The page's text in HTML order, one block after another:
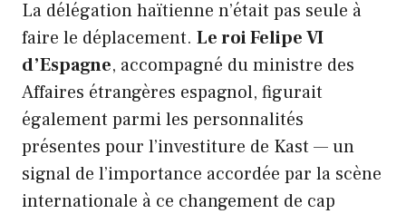
La délégation haïtienne n’était pas seule à
faire le déplacement. Le roi Felipe VI
d’Espagne, accompagné du ministre des
Affaires étrangères espagnol, figurait
également parmi les personnalités
présentes pour l’investiture de Kast — un
signal de l’importance accordée par la scène
internationale à ce changement de cap